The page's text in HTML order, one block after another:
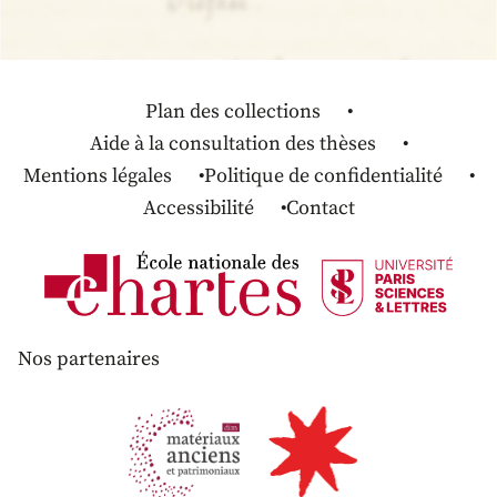
Plan des collections
Aide à la consultation des thèses
Mentions légales
Politique de confidentialité
Accessibilité
Contact
Nos partenaires